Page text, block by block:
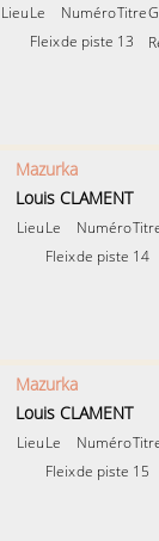
LieuLe
Fleix
Numéro
de piste
Titre
13
Mazurka
Louis CLAMENT
LieuLe
Fleix
Numéro
de piste 14
Mazurka
Louis CLAMENT
LieuLe
Fleix
Numéro
de piste 15